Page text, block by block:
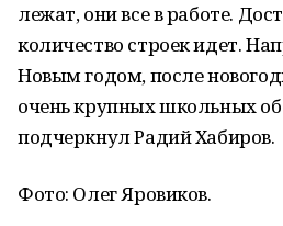
лежат, они все в работе.
количество строек идет.
Новым годом, после
очень крупных школьных
подчеркнул Радий Хабиров.
Фото: Олег Яровиков.